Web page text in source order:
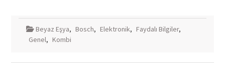
Beyaz Eşya, Bosch, Elektronik, Faydalı Bilgiler,
Genel, Kombi